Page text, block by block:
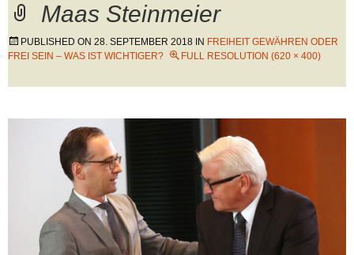
Maas Steinmeier
PUBLISHED ON 28. SEPTEMBER 2018 IN FREIHEIT GEWÄHREN ODER
FREI SEIN – WAS IST WICHTIGER?
FULL RESOLUTION (620 × 400)